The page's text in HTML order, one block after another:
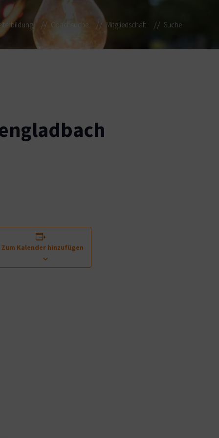
Coachsuche Mitgliedschaft Suche
Zum Kalender hinzufügen